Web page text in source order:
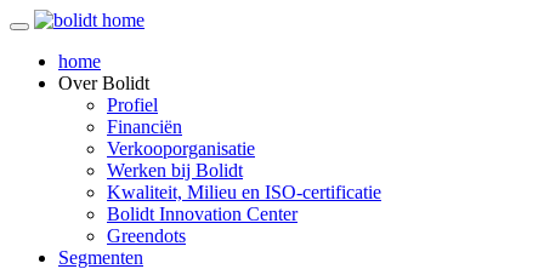
home
OverBolidt
Profiel
Financiën
Verkooporganisatie
Werken bij Bolidt
Kwaliteit, Milieu en ISO-certificatie
Bolidt Innovation Center
Greendots
Segmenten